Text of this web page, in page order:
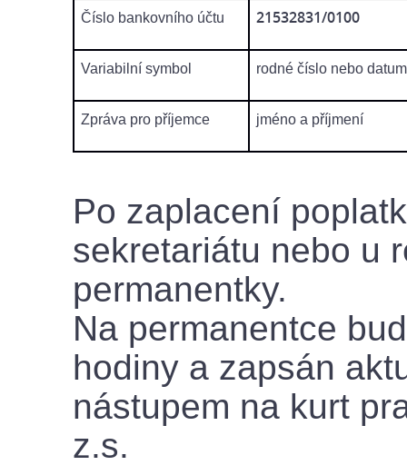
Číslo bankovního účtu 21532831/0100
Variabilní symbol rodné číslo nebo
Zpráva pro příjemce jméno a příjmení
Po zaplacení
sekretariátu nebo u
permanentky.
Na permanentce
hodiny a zapsán
nástupem na kurt
z.s.